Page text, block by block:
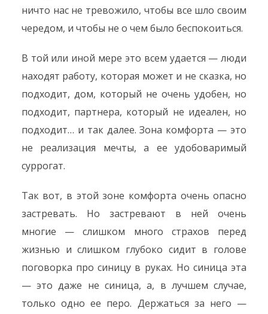
ничто нас не тревожило, чтобы все шло своим
чередом, и чтобы не о чем было беспокоиться.
В той или иной мере это всем удается — люди
находят работу, которая может и не сказка, но
подходит, дом, который не очень удобен, но
подходит, партнера, который не идеален, но
подходит… и так далее. Зона комфорта — это
не реализация мечты, а ее удобоваримый
суррогат.
Так вот, в этой зоне комфорта очень опасно
застревать. Но застревают в ней очень
многие — слишком много страхов перед
жизнью и слишком глубоко сидит в голове
поговорка про синицу в руках. Но синица эта
— это даже не синица, а, в лучшем случае,
только одно ее перо. Держаться за него —